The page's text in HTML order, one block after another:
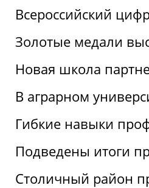
Всероссийский
Золотые медали
Новая школа
В аграрном
Гибкие навыки
Подведены итоги
Столичный район